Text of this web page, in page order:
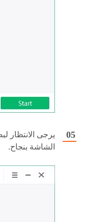
يرجى الانتظار
الشاشة بنجاح.